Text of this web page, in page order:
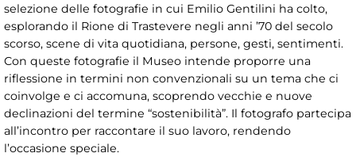
selezione delle fotografie in cui Emilio Gentilini ha colto,
esplorando il Rione di Trastevere negli anni ’70 del secolo
scorso, scene di vita quotidiana, persone, gesti, sentimenti.
Con queste fotografie il Museo intende proporre una
riflessione in termini non convenzionali su un tema che ci
coinvolge e ci accomuna, scoprendo vecchie e nuove
declinazioni del termine “sostenibilità”. Il fotografo partecipa
all’incontro per raccontare il suo lavoro, rendendo
l’occasione speciale.